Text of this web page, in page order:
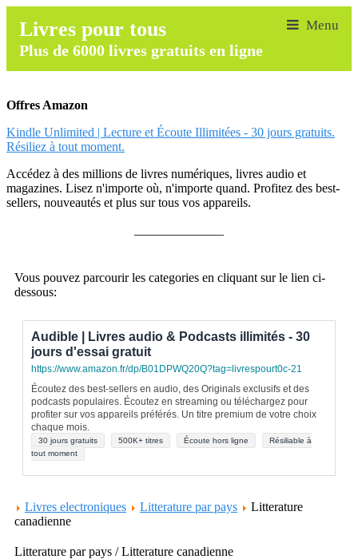
Livres pour tous
Plus de 6000 livres gratuits en ligne
Offres Amazon
Kindle Unlimited | Lecture et Écoute Illimitées - 30 jours gratuits.
Résiliez à tout moment.
Accédez à des millions de livres numériques, livres audio et
magazines. Lisez n'importe où, n'importe quand. Profitez des best-
sellers, nouveautés et plus sur tous vos appareils.
Vous pouvez parcourir les categories en cliquant sur le lien ci-
dessous:
Audible | Livres audio & Podcasts illimités - 30
jours d'essai gratuit
https://www.amazon.fr/dp/B01DPWQ20Q?tag=livrespourt0c-21
Écoutez des best-sellers en audio, des Originals exclusifs et des
podcasts populaires. Écoutez en streaming ou téléchargez pour
profiter sur vos appareils préférés. Un titre premium de votre choix
chaque mois.
30 jours gratuits 500K+ titres Écoute hors ligne
Résiliable à
tout moment
Livres electroniques Litterature par pays
Litterature
canadienne
Litterature par pays / Litterature canadienne